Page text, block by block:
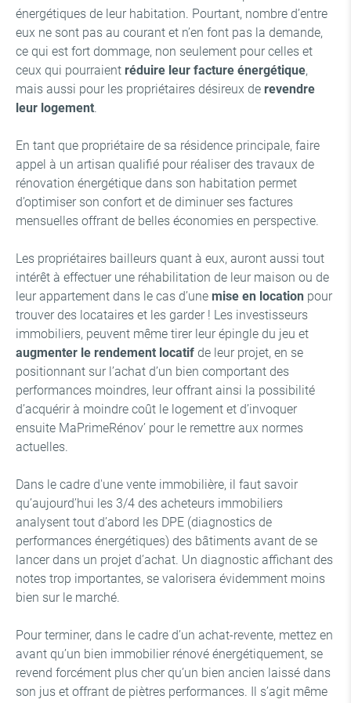
énergétiques de leur habitation. Pourtant, nombre d’entre
eux ne sont pas au courant et n’en font pas la demande,
ce qui est fort dommage, non seulement pour celles et
ceux qui pourraient réduire leur facture énergétique,
mais aussi pour les propriétaires désireux de revendre
leur logement.
En tant que propriétaire de sa résidence principale, faire
appel à un artisan qualifié pour réaliser des travaux de
rénovation énergétique dans son habitation permet
d’optimiser son confort et de diminuer ses factures
mensuelles offrant de belles économies en perspective.
Les propriétaires bailleurs quant à eux, auront aussi tout
intérêt à effectuer une réhabilitation de leur maison ou de
leur appartement dans le cas d’une mise en location pour
trouver des locataires et les garder ! Les investisseurs
immobiliers, peuvent même tirer leur épingle du jeu et
augmenter le rendement locatif de leur projet, en se
positionnant sur l’achat d’un bien comportant des
performances moindres, leur offrant ainsi la possibilité
d’acquérir à moindre coût le logement et d’invoquer
ensuite MaPrimeRénov’ pour le remettre aux normes
actuelles.
Dans le cadre d'une vente immobilière, il faut savoir
qu’aujourd’hui les 3/4 des acheteurs immobiliers
analysent tout d’abord les DPE (diagnostics de
performances énergétiques) des bâtiments avant de se
lancer dans un projet d’achat. Un diagnostic affichant des
notes trop importantes, se valorisera évidemment moins
bien sur le marché.
Pour terminer, dans le cadre d’un achat-revente, mettez en
avant qu’un bien immobilier rénové énergétiquement, se
revend forcément plus cher qu’un bien ancien laissé dans
son jus et offrant de piètres performances. Il s’agit même